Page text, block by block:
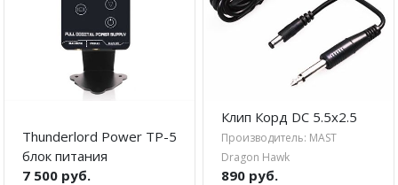
Thunderlord Power TP-5
блок питания
7 500 руб.
Клип Корд DC 5.5x2.5
Производитель: MAST
Dragon Hawk
890 руб.